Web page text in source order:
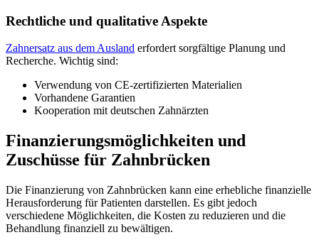
Rechtliche und qualitative Aspekte
Zahnersatz aus dem Ausland erfordert sorgfältige Planung und
Recherche. Wichtig sind:
Verwendung von CE-zertifizierten Materialien
Vorhandene Garantien
Kooperation mit deutschen Zahnärzten
Finanzierungsmöglichkeiten und
Zuschüsse für Zahnbrücken
Die Finanzierung von Zahnbrücken kann eine erhebliche finanzielle
Herausforderung für Patienten darstellen. Es gibt jedoch
verschiedene Möglichkeiten, die Kosten zu reduzieren und die
Behandlung finanziell zu bewältigen.